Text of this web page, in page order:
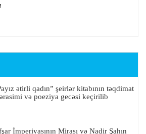
ətirli qadın” şeirlər kitabının təqdimat
və poeziya gecəsi keçirilib
İmperiyasının Mirası və Nadir Şahın